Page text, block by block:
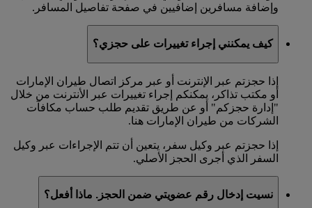
وإضافة مسافرين إضافيين في صفحة تفاصيل المسافر.
كيف يمكنني إجراء تغييرات على حجزي؟
إذا حجزتم عبر الإنترنت أو عبر مركز اتصال طيران الإمارات
أو مكتب تذاكر، يمكنكم إجراء تغييرات عبر الأنترنت من خلال
"إدارة حجزكم" أو عن طريق تقديم طلب حساب مكافآت
الشركات من طيران الإمارات هنا.
إذا حجزتم عبر وكيل سفر، يتعين أن تتم الإجراءات عبر وكيل
السفر الذي أجرى الحجز الأصلي.
نسيت إدخال رقم عضويتي ضمن الحجز. ماذا أفعل؟